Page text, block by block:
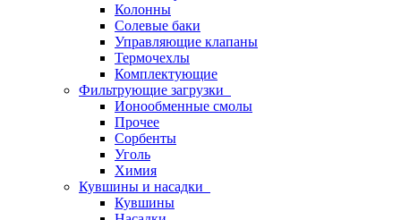
Колонны
Солевые баки
Управляющие клапаны
Термочехлы
Комплектующие
Фильтрующие загрузки
Ионообменные смолы
Прочее
Сорбенты
Уголь
Химия
Кувшины и насадки
Кувшины